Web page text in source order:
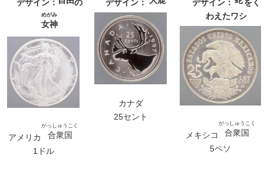
デザイン： の
女神
めがみ
アメリカ 合衆国
がっしゅうこく
1ドル
デザイン：
カナダ
25セント
デザイン：
をく
わえたワシ
メキシコ 合衆国
がっしゅうこく
5ペソ